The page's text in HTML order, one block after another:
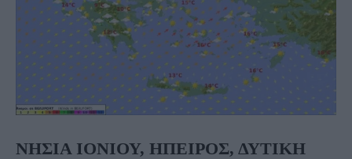
ΝΗΣΙΑ ΙΟΝΙΟΥ, ΗΠΕΙΡΟΣ, ΔΥΤΙΚΗ